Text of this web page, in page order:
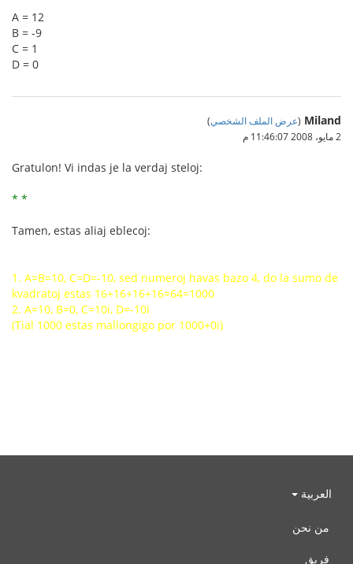
A = 12
B = -9
C = 1
D = 0
Miland
(عرض الملف الشخصي)
2 مايو، 2008 11:46:07 م
Gratulon! Vi indas je la verdaj steloj:
* *
Tamen, estas aliaj eblecoj:
1. A=B=10, C=D=-10, sed numeroj havas bazo 4, do la sumo de
kvadratoj estas 16+16+16+16=64=1000
2. A=10, B=0, C=10i, D=-10i
(Tial 1000 estas mallongigo por 1000+0i)
العربية
من نحن
فريق